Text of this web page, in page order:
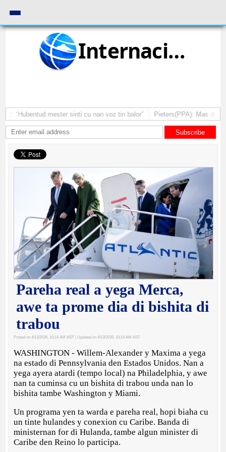
Internacional
“Hubentud mester sinti cu nan voz tin balor” Pieters(PPA): Mas di un
Subscribe
Pareha real a yega Merca,
awe ta prome dia di bishita di
trabou
Posted on 4/13/2026, 10:14 AM AST | Updated on 4/13/2026, 10:14 AM AST
WASHINGTON - Willem-Alexander y Maxima a yega
na estado di Pennsylvania den Estados Unidos. Nan a
yega ayera atardi (tempo local) na Philadelphia, y awe
nan ta cuminsa cu un bishita di trabou unda nan lo
bishita tambe Washington y Miami.
Un programa yen ta warda e pareha real, hopi biaha cu
un tinte hulandes y conexion cu Caribe. Banda di
ministernan for di Hulanda, tambe algun minister di
Caribe den Reino lo participa.